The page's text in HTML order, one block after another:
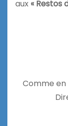
aux« Restos
Comme en